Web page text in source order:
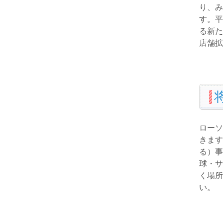
り、
す。
る新
店舗
ロー
きま
る）
球・
く場
い。